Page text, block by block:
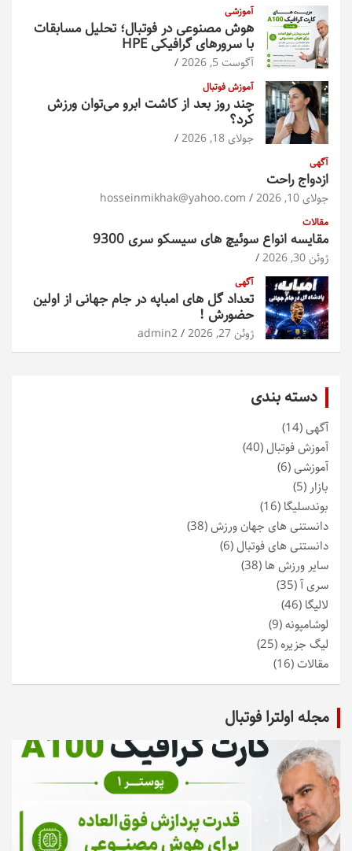
آموزشی
هوش مصنوعی در فوتبال؛ تحلیل مسابقات
با سرورهای گرافیکی HPE
آگوست 5, 2026
آموزش فوتبال
چند روز بعد از کاشت ابرو می‌توان ورزش
کرد؟
جولای 18, 2026
آگهی
ازدواج راحت
جولای 10, 2026 hosseinmikhak@yahoo.com
مقالات
مقایسه انواع سوئیچ های سیسکو سری 9300
ژوئن 30, 2026
آگهی
تعداد گل های امباپه در جام جهانی از اولین
حضورش !
ژوئن 27, 2026 admin2
دسته بندی
آگهی(14)
آموزش فوتبال(40)
آموزشی(6)
بازار (5)
بوندسلیگا (16)
دانستنی های جهان ورزش(38)
دانستنی های فوتبال(6)
سایر ورزش ها (38)
سری آ(35)
لالیگا (46)
لوشامپونه(9)
لیگ جزیره(25)
مقالات(16)
مجله اولترا فوتبال